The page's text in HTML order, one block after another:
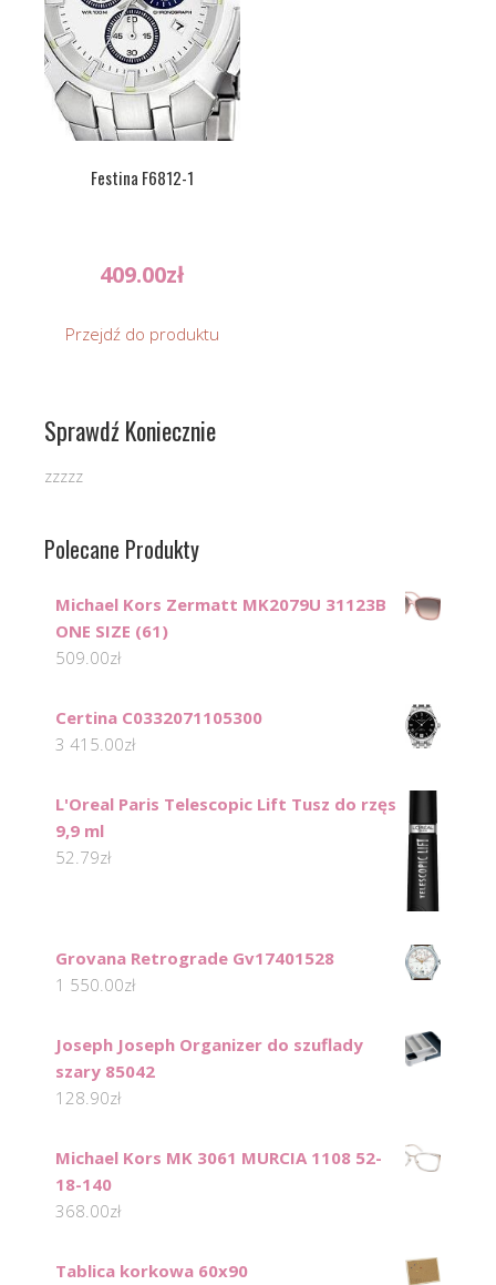
Festina F6812-1
409.00zł
Przejdź do produktu
Sprawdź Koniecznie
zzzzz
Polecane Produkty
Michael Kors Zermatt MK2079U 31123B
ONE SIZE (61)
509.00zł
Certina C0332071105300
3 415.00zł
L'Oreal Paris Telescopic Lift Tusz do rzęs
9,9 ml
52.79zł
Grovana Retrograde Gv17401528
1 550.00zł
Joseph Joseph Organizer do szuflady
szary 85042
128.90zł
Michael Kors MK 3061 MURCIA 1108 52-
18-140
368.00zł
Tablica korkowa 60x90